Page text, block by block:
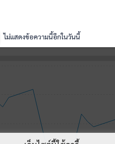
ไม่แสดงข้อความนี้อีกในวันนี้